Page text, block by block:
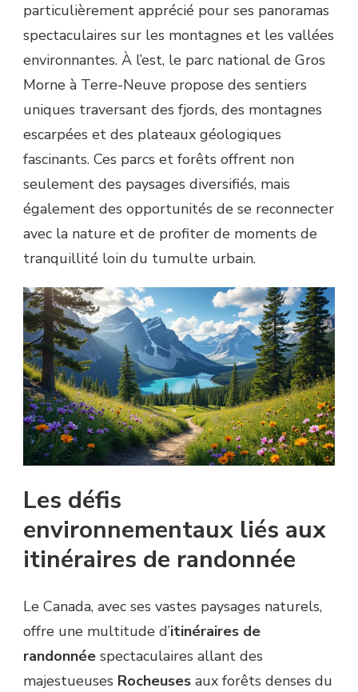
particulièrement apprécié pour ses panoramas
spectaculaires sur les montagnes et les vallées
environnantes. À l’est, le parc national de Gros
Morne à Terre-Neuve propose des sentiers
uniques traversant des fjords, des montagnes
escarpées et des plateaux géologiques
fascinants. Ces parcs et forêts offrent non
seulement des paysages diversifiés, mais
également des opportunités de se reconnecter
avec la nature et de profiter de moments de
tranquillité loin du tumulte urbain.
Les défis
environnementaux liés aux
itinéraires de randonnée
Le Canada, avec ses vastes paysages naturels,
offre une multitude d’itinéraires de
randonnée spectaculaires allant des
majestueuses Rocheuses aux forêts denses du